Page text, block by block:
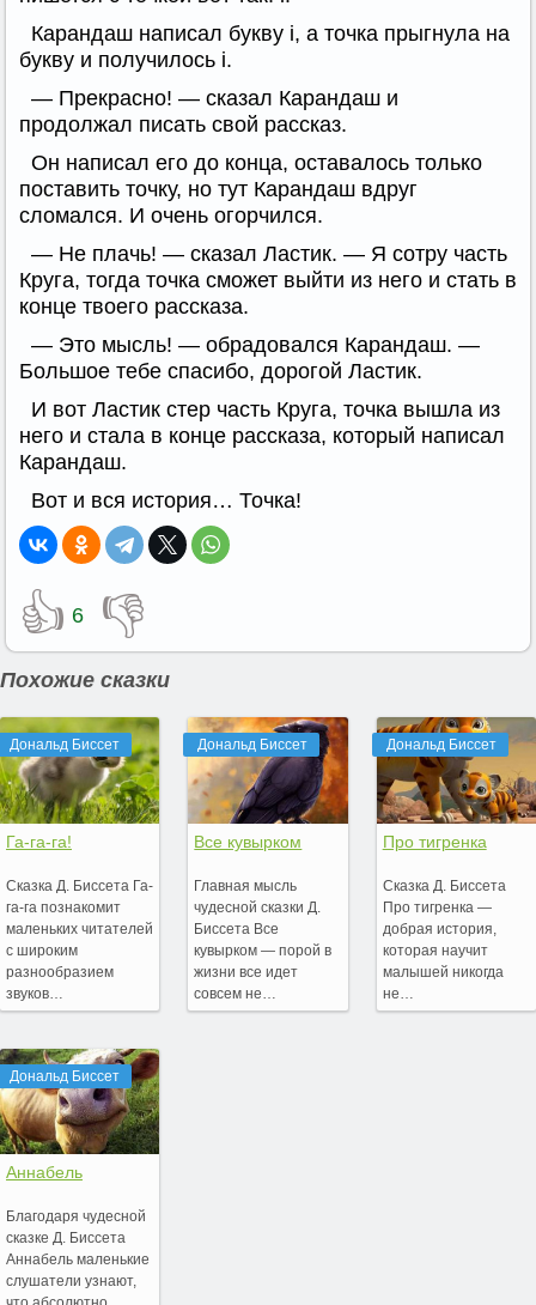
Карандаш написал букву i, а точка прыгнула на
букву и получилось i.
— Прекрасно! — сказал Карандаш и
продолжал писать свой рассказ.
Он написал его до конца, оставалось только
поставить точку, но тут Карандаш вдруг
сломался. И очень огорчился.
— Не плачь! — сказал Ластик. — Я сотру часть
Круга, тогда точка сможет выйти из него и стать в
конце твоего рассказа.
— Это мысль! — обрадовался Карандаш. —
Большое тебе спасибо, дорогой Ластик.
И вот Ластик стер часть Круга, точка вышла из
него и стала в конце рассказа, который написал
Карандаш.
Вот и вся история… Точка!
👍 6 👎
Похожие сказки
Дональд Биссет
Га-га-га!
Сказка Д. Биссета Га-
га-га познакомит
маленьких читателей
с широким
разнообразием
звуков…
Дональд Биссет
Аннабель
Благодаря чудесной
сказке Д. Биссета
Аннабель маленькие
слушатели узнают,
Дональд Биссет
Все кувырком
Главная мысль
чудесной сказки Д.
Биссета Все
кувырком — порой в
жизни все идет
совсем не…
Дональд Биссет
Про тигренка
Сказка Д. Биссета
Про тигренка —
добрая история,
которая научит
малышей никогда
не…